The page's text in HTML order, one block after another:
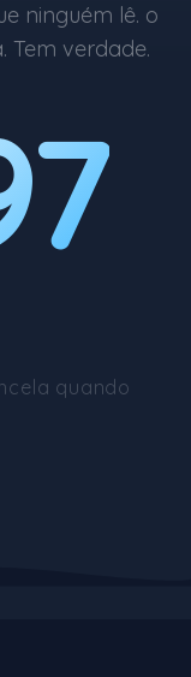
ninguém lê. o
Tem verdade.
quando